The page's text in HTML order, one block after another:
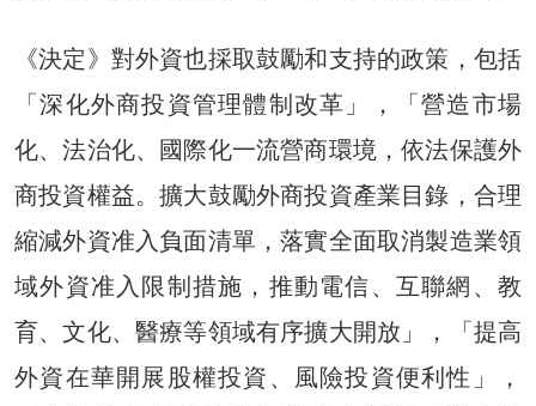
《決定》對外資也採取鼓勵和支持的政策，包括
「深化外商投資管理體制改革」，「營造市場
化、法治化、國際化一流營商環境，依法保護外
商投資權益。擴大鼓勵外商投資產業目錄，合理
縮減外資准入負面清單，落實全面取消製造業領
域外資准入限制措施，推動電信、互聯網、教
育、文化、醫療等領域有序擴大開放」，「提高
外資在華開展股權投資、風險投資便利性」，